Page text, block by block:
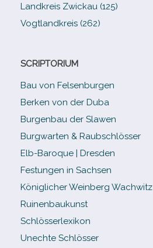
Landkreis Zwickau (125)
Vogtlandkreis (262)
SCRIPTORIUM
Bau von Felsenburgen
Berken von der Duba
Burgenbau der Slawen
Burgwarten & Raubschlösser
Elb-​Baroque | Dresden
Festungen in Sachsen
Königlicher Weinberg Wachwitz
Ruinenbaukunst
Schlösserlexikon
Unechte Schlösser